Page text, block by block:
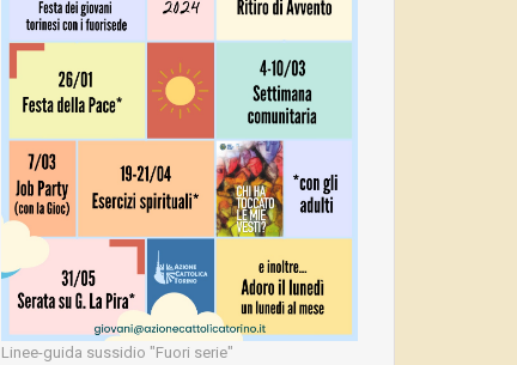
Linee-guida sussidio "Fuori serie"